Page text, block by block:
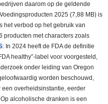
daarom op de geldende
2025 (7,88 MB) is
het verbod op het gebruik van
producten met characters zoals
: In 2024 heeft de FDA de definitie
healthy”-label voor voorgesteld,
onder leiding van Oregon
worden beschouwd,
overheidsinstantie, eerder
alcoholische dranken is een